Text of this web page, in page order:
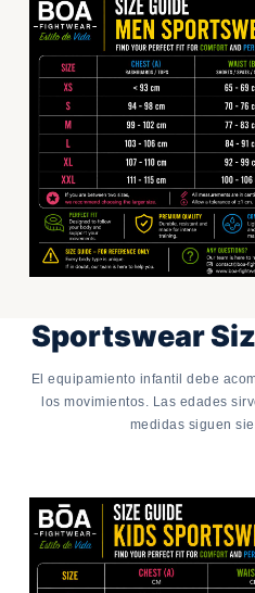
Sportswear
El equipamiento infantil debe
los movimientos. Las edades
medidas siguen